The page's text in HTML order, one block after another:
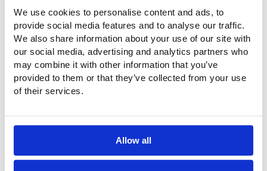
We use cookies to personalise content and ads, to
provide social media features and to analyse our traffic.
We also share information about your use of our site with
our social media, advertising and analytics partners who
may combine it with other information that you’ve
provided to them or that they’ve collected from your use
of their services.
Allow all
Disposizioni di movimentazione e posizionamento;
Schemi di gonfiaggio e controllo specifici per il
progetto.
Poiché Buitink Technology sviluppa questi sistemi come
strutture gonfiabili su misura, il progetto può essere
adattato alle dimensioni della balena, all'oggetto da
operativo.